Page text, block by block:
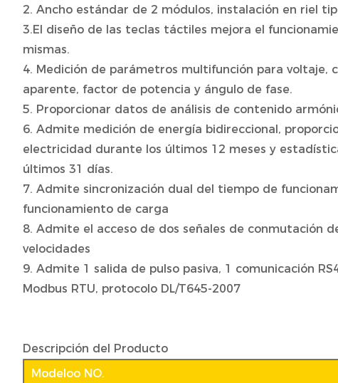
2. Ancho estándar de 2 módulos, instalación en riel
3.El diseño de las teclas táctiles mejora el
mismas.
4. Medición de parámetros multifunción para
aparente, factor de potencia y ángulo de fase.
5. Proporcionar datos de análisis de contenido
6. Admite medición de energía bidireccional,
electricidad durante los últimos 12 meses y
últimos 31 días.
7. Admite sincronización dual del tiempo de
funcionamiento de carga
8. Admite el acceso de dos señales de conmutación
velocidades
9. Admite 1 salida de pulso pasiva, 1 comunicación
Modbus RTU, protocolo DL/T645-2007
Descripción del Producto
Modeloo NO.